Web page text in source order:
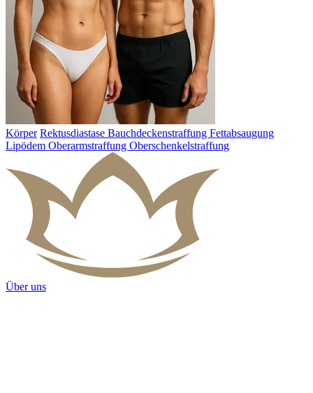
Körper Rektusdiastase Bauchdeckenstraffung Fettabsaugung
Lipödem Oberarmstraffung Oberschenkelstraffung
Über uns